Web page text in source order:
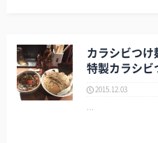
カラシビつ
特製カラシビ
2015.12.03
…